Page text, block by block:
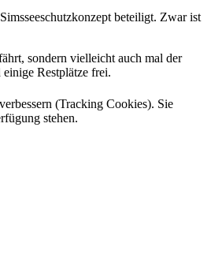
beteiligt. Zwar ist
sondern vielleicht auch mal der
Restplätze frei.
(Tracking Cookies). Sie
stehen.